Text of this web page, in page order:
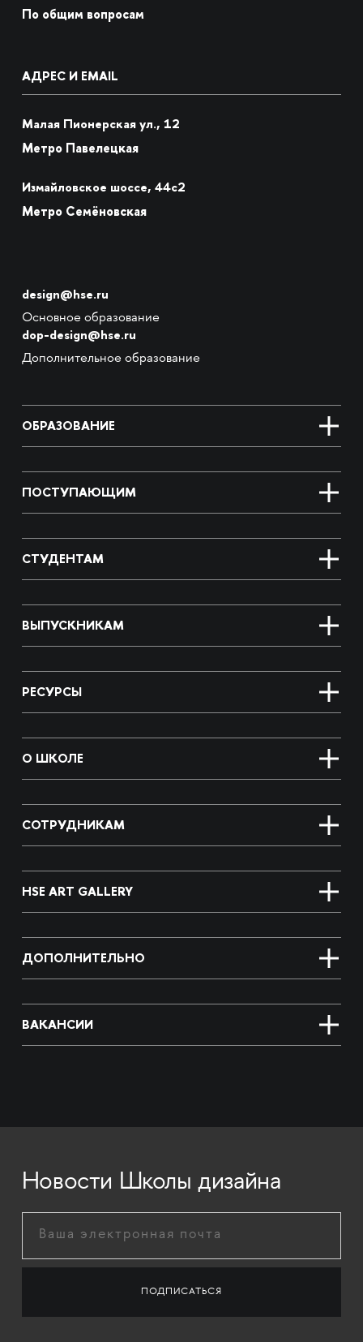
По общим вопросам
АДРЕС И EMAIL
Малая Пионерская ул., 12
Метро Павелецкая
Измайловское шоссе, 44с2
Метро Семёновская
design@hse.ru
Основное образование
dop-design@hse.ru
Дополнительное образование
ОБРАЗОВАНИЕ
ПОСТУПАЮЩИМ
СТУДЕНТАМ
ВЫПУСКНИКАМ
РЕСУРСЫ
О ШКОЛЕ
СОТРУДНИКАМ
HSE ART GALLERY
ДОПОЛНИТЕЛЬНО
ВАКАНСИИ
Новости Школы дизайна